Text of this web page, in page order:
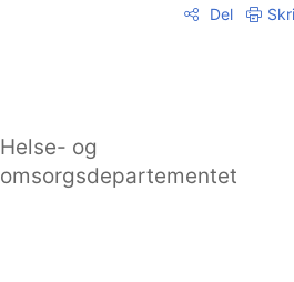
Del
Helse- og
omsorgsdepartementet